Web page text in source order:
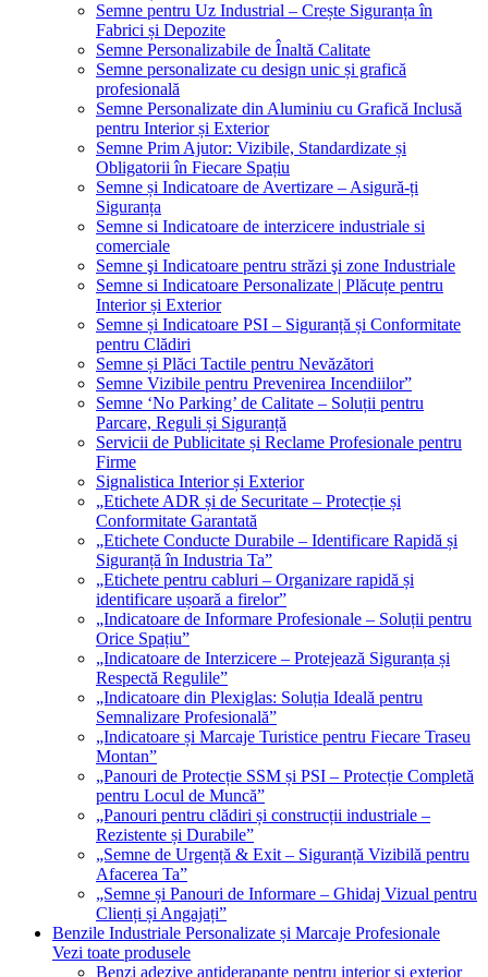
Semne pentru Uz Industrial – Crește Siguranța în
Fabrici și Depozite
Semne Personalizabile de Înaltă Calitate
Semne personalizate cu design unic și grafică
profesională
Semne Personalizate din Aluminiu cu Grafică Inclusă
pentru Interior și Exterior
Semne Prim Ajutor: Vizibile, Standardizate și
Obligatorii în Fiecare Spațiu
Semne și Indicatoare de Avertizare – Asigură-ți
Siguranța
Semne si Indicatoare de interzicere industriale si
comerciale
Semne şi Indicatoare pentru străzi şi zone Industriale
Semne si Indicatoare Personalizate | Plăcuțe pentru
Interior și Exterior
Semne și Indicatoare PSI – Siguranță și Conformitate
pentru Clădiri
Semne și Plăci Tactile pentru Nevăzători
Semne Vizibile pentru Prevenirea Incendiilor”
Semne ‘No Parking’ de Calitate – Soluții pentru
Parcare, Reguli și Siguranță
Servicii de Publicitate și Reclame Profesionale pentru
Firme
Signalistica Interior și Exterior
„Etichete ADR și de Securitate – Protecție și
Conformitate Garantată
„Etichete Conducte Durabile – Identificare Rapidă și
Siguranță în Industria Ta”
„Etichete pentru cabluri – Organizare rapidă și
identificare ușoară a firelor”
„Indicatoare de Informare Profesionale – Soluții pentru
Orice Spațiu”
„Indicatoare de Interzicere – Protejează Siguranța și
Respectă Regulile”
„Indicatoare din Plexiglas: Soluția Ideală pentru
Semnalizare Profesională”
„Indicatoare și Marcaje Turistice pentru Fiecare Traseu
Montan”
„Panouri de Protecție SSM și PSI – Protecție Completă
pentru Locul de Muncă”
„Panouri pentru clădiri și construcții industriale –
Rezistente și Durabile”
„Semne de Urgență & Exit – Siguranță Vizibilă pentru
Afacerea Ta”
„Semne și Panouri de Informare – Ghidaj Vizual pentru
Clienți și Angajați”
Benzile Industriale Personalizate și Marcaje Profesionale
Vezi toate produsele
Benzi adezive antiderapante pentru interior și exterior